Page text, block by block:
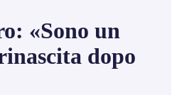
«Sono un
dopo